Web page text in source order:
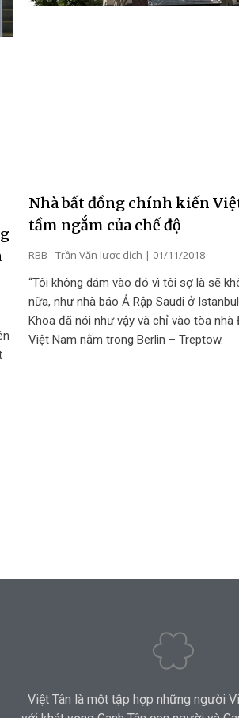
Nhà bất đồng chính kiến
tầm ngắm của chế độ
RBB - Trần Văn lược dịch
01/11/2018
“Tôi không dám vào đó vì tôi sợ là sẽ
nữa, như nhà báo Ả Rập Saudi ở
Khoa đã nói như vậy và chỉ vào tòa nhà
Việt Nam nằm trong Berlin – Treptow.
Việt Tân là một tập hợp những người